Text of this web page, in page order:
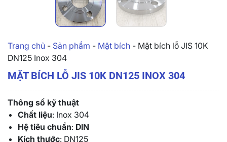
Trang chủ - Sản phẩm - Mặt bích - Mặt bích lỗ JIS 10K
DN125 Inox 304
MẶT BÍCH LỖ JIS 10K DN125 INOX 304
Thông số kỹ thuật
Chất liệu: Inox 304
Hệ tiêu chuẩn: DIN
Kích thước: DN125